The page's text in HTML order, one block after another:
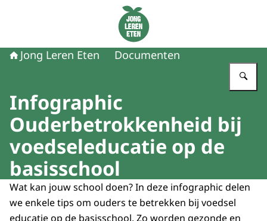
Naar de homepage van Jong Leren Eten
Jong Leren Eten Documenten
Infographic
Ouderbetrokkenheid bij
voedseleducatie op de
basisschool
Wat kan jouw school doen? In deze infographic delen
we enkele tips om ouders te betrekken bij voedsel
educatie op de basisschool. Zo worden gezonde en